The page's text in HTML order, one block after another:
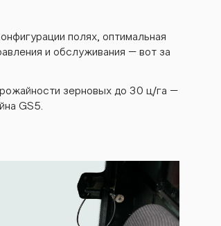
полях, оптимальная
и обслуживания – вот за
зерновых до 30 ц/га –
GS5.